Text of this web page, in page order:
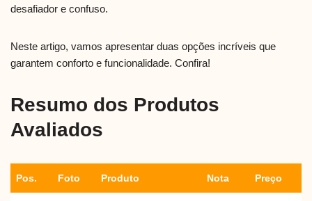
desafiador e confuso.
Neste artigo, vamos apresentar duas opções incríveis que
garantem conforto e funcionalidade. Confira!
Resumo dos Produtos
Avaliados
Pos. Foto Produto Nota Preço